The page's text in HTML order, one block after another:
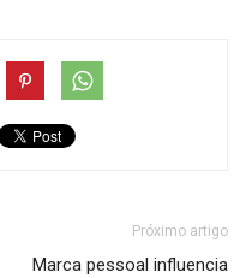
Próximo artigo
Marca pessoal influencia